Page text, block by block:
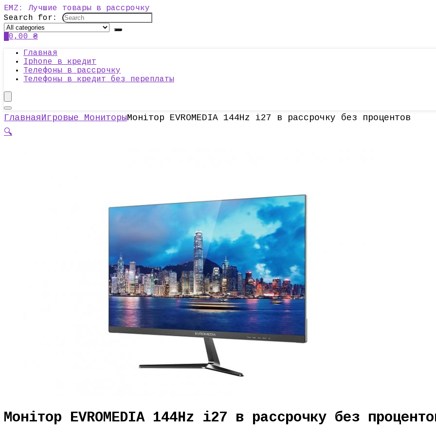
EMZ: Лучшие товары в рассрочку
Search for:
0,00 ₴
Главная
Iphone в кредит
Телефоны в рассрочку
Телефоны в кредит без переплаты
ГлавнаяИгровые МониторыМонітор EVROMEDIA 144Hz i27 в рассрочку без процентов
🔍
Монітор EVROMEDIA 144Hz i27 в рассрочку без